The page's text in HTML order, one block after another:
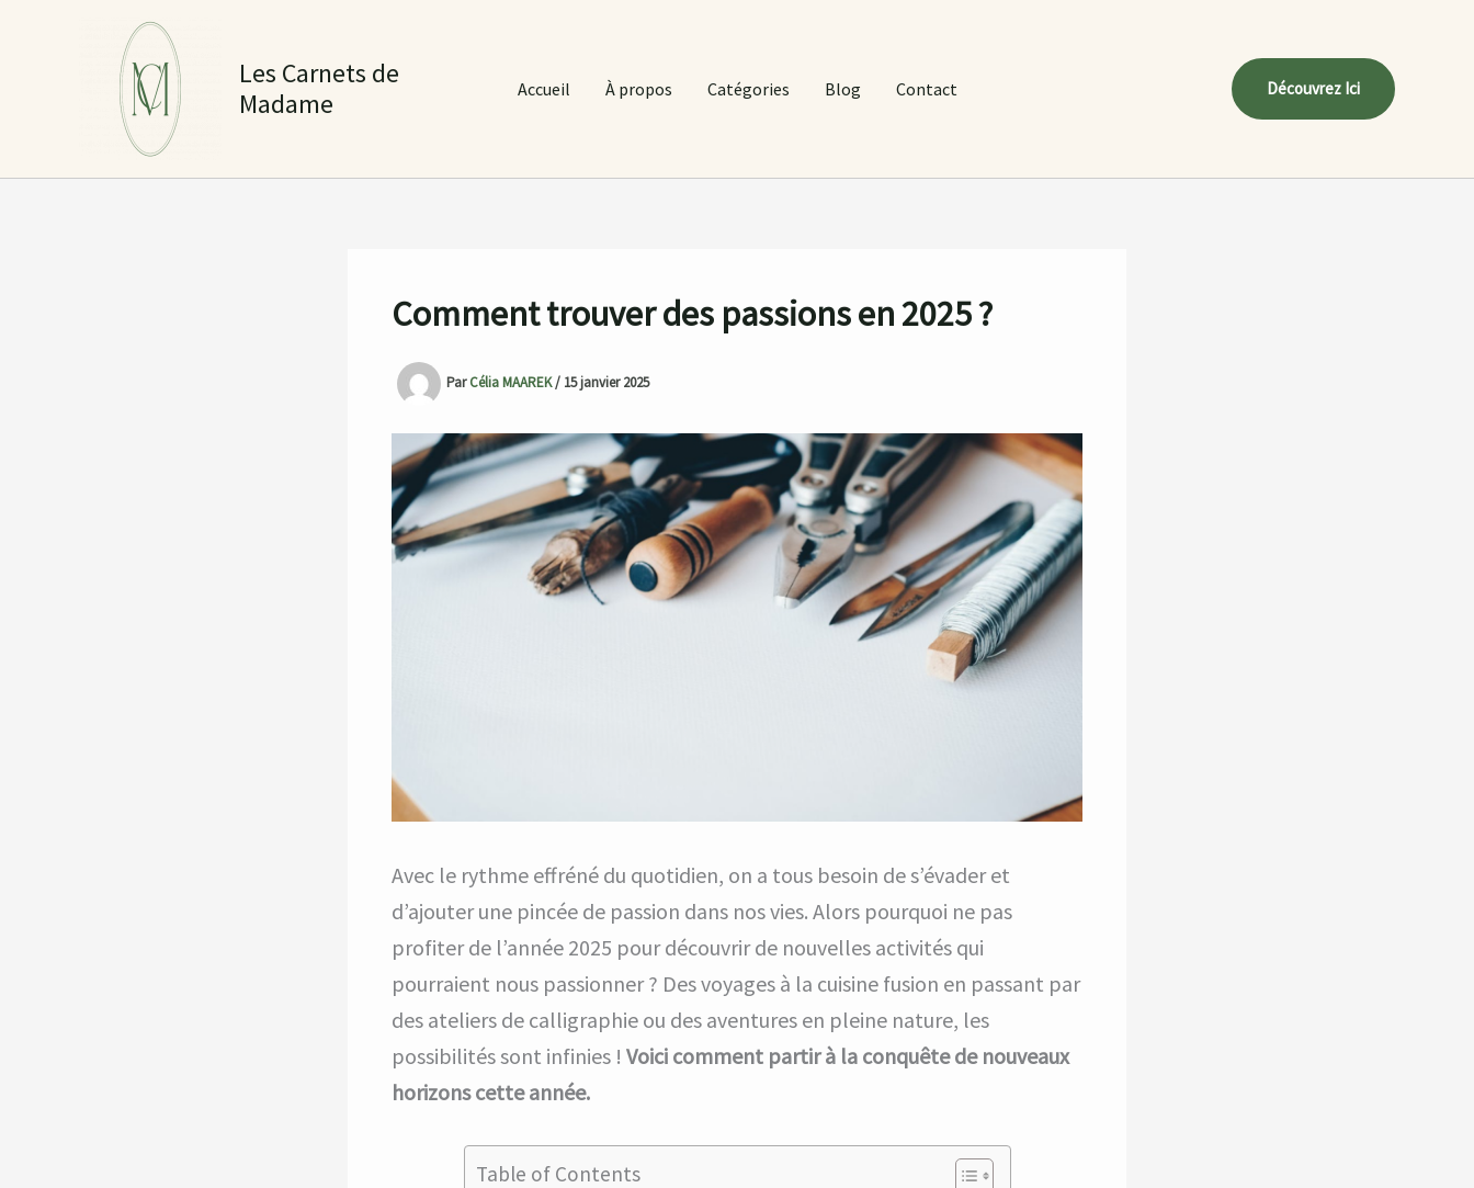
Les Carnets de
Madame
Accueil À propos Catégories Blog Contact Découvrez Ici
Comment trouver des passions en 2025 ?
ParCélia MAAREK/ 15 janvier 2025
Avec le rythme effréné du quotidien, on a tous besoin de s’évader et
d’ajouter une pincée de passion dans nos vies. Alors pourquoi ne pas
profiter de l’année 2025 pour découvrir de nouvelles activités qui
pourraient nous passionner ? Des voyages à la cuisine fusion en passant par
des ateliers de calligraphie ou des aventures en pleine nature, les
possibilités sont infinies ! Voici comment partir à la conquête de nouveaux
horizons cette année.
Table of Contents